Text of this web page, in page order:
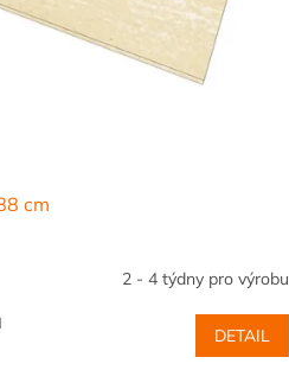
cm
2 - 4 týdny pro výrobu
DETAIL